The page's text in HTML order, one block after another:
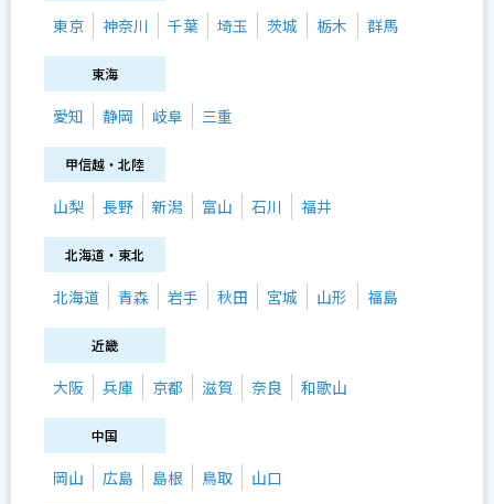
東京 神奈川 千葉 埼玉 茨城 栃木 群馬
東海
愛知 静岡 岐阜 三重
甲信越・北陸
山梨 長野 新潟 富山 石川 福井
北海道・東北
北海道 青森 岩手 秋田 宮城 山形 福島
近畿
大阪 兵庫 京都 滋賀 奈良 和歌山
中国
岡山 広島 島根 鳥取 山口